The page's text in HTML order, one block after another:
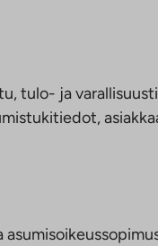
tulo- ja